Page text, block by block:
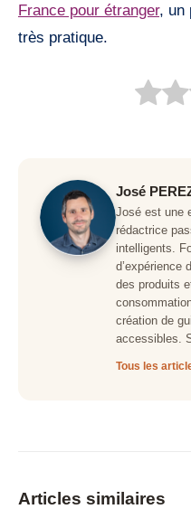
France pour étranger, un
très pratique.
José
José est une expert en consommation et
rédactrice
intelligents.
d’expérience
des produits
création de
accessibles.
Tous les
Articles similaires